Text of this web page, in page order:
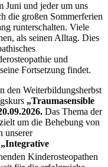
Juni und jeder um uns
die großen Sommerferien
runterschalten. Viele
als seinen Alltag. Dies
und
Fortsetzung findet.
den Weiterbildungsherbst
„Traumasensible
Das Thema der
um die Behebung von
unserer
„Integrative
Kinderosteopathen